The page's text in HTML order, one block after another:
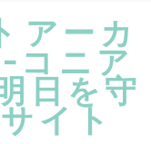
アーカ
コニア
日を守
イト